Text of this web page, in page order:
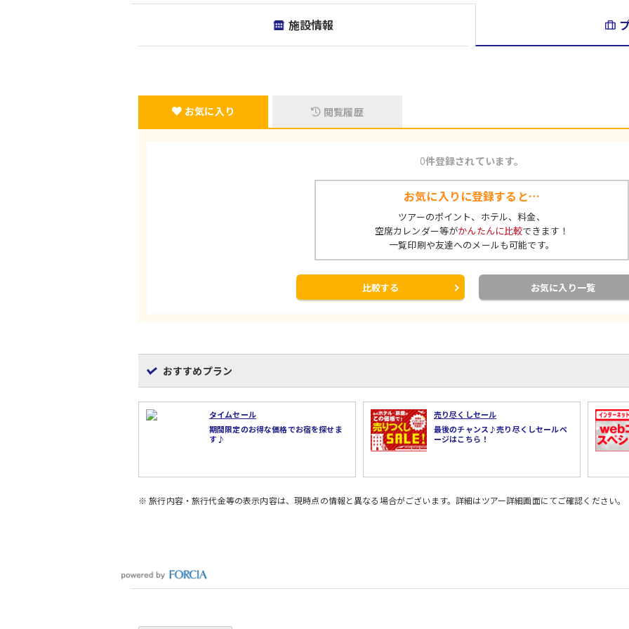
施設情報
お気に入り 閲覧履歴
0件登録されています。
お気に入りに登録すると…
ツアーのポイント、ホテル、料金、
空席カレンダー等がかんたんに比較できます！
一覧印刷や友達へのメールも可能です。
比較する お気に入り一覧
おすすめプラン
タイムセール
期間限定のお得な価格でお宿を探せま
す♪
売り尽くしセール
最後のチャンス♪売り尽くしセールペ
ージはこちら！
※ 旅行内容・旅行代金等の表示内容は、現時点の情報と異なる場合がございます。詳細はツアー詳細画面にてご確認ください。